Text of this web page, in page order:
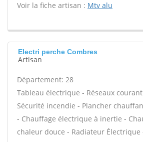
Voir la fiche artisan : Mtv alu
Electri perche Combres
Artisan
Département: 28
Tableau électrique - Réseaux
Sécurité incendie - Plancher
- Chauffage électrique à inertie -
chaleur douce - Radiateur Électrique